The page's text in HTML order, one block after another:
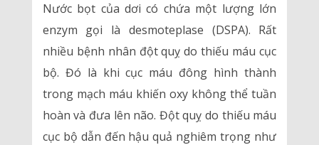
Nước bọt của dơi có chứa một lượng lớn
enzym gọi là desmoteplase (DSPA). Rất
nhiều bệnh nhân đột quỵ do thiếu máu cục
bộ. Đó là khi cục máu đông hình thành
trong mạch máu khiến oxy không thể tuần
hoàn và đưa lên não. Đột quỵ do thiếu máu
cục bộ dẫn đến hậu quả nghiêm trọng như